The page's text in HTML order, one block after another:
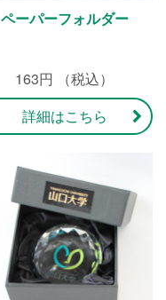
ペーパーフォルダー
163円 （税込）
詳細はこちら